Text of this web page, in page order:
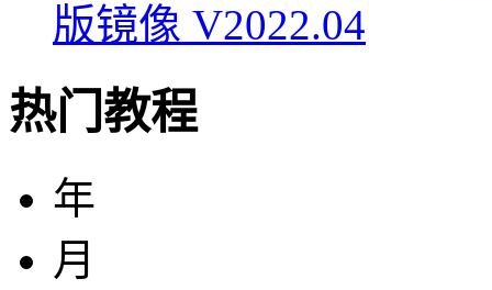
版镜像 V2022.04
热门教程
年
月